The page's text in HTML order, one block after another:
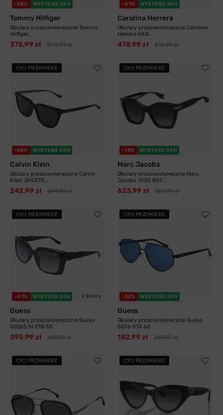
-58% WYSYŁKA 24H
Tommy Hilfiger
Okulary przeciwsłoneczne Tommy
Hilfiger...
375,99 zł 893,99 zł
-41% WYSYŁKA 24H
Carolina Herrera
Okulary przeciwsłoneczne Carolina
Herrera HER...
478,99 zł 816,99 zł
PRZYMIERZ
-65% WYSYŁKA 24H
Calvin Klein
Okulary przeciwsłoneczne Calvin
Klein 24537S...
242,99 zł 694,99 zł
PRZYMIERZ
-13% WYSYŁKA 24H
Marc Jacobs
Okulary przeciwsłoneczne Marc
Jacobs 1000 807...
623,99 zł 720,99 zł
PRZYMIERZ
-41% WYSYŁKA 24H 2 kolory
Guess
Okulary przeciwsłoneczne Guess
00265/H 01B 55
395,99 zł 669,99 zł
PRZYMIERZ
-32% WYSYŁKA 24H
Guess
Okulary przeciwsłoneczne Guess
5076 01X 60
182,99 zł 269,99 zł
PRZYMIERZ PRZYMIERZ